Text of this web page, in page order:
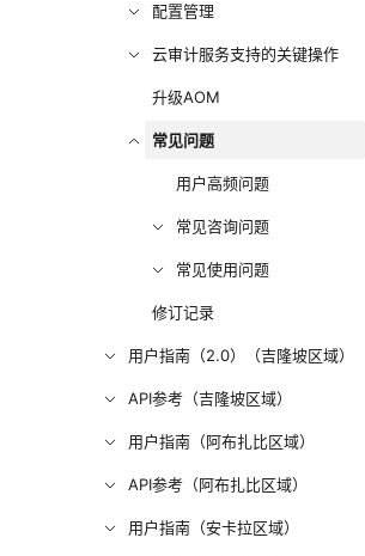
配置管理
云审计服务支持的关键操作
升级AOM
常见问题
用户高频问题
常见咨询问题
常见使用问题
修订记录
用户指南（2.0）（吉隆坡区域）
API参考（吉隆坡区域）
用户指南（阿布扎比区域）
API参考（阿布扎比区域）
用户指南（安卡拉区域）